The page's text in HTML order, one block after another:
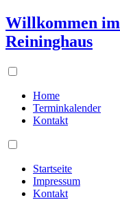
Willkommen
Reininghaus
Home
Terminkalender
Kontakt
Startseite
Impressum
Kontakt